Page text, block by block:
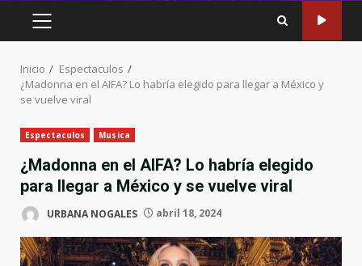
MENÚ
PRINCIPAL
Inicio
Espectaculos
¿Madonna en el AIFA? Lo habría elegido para llegar a México y
se vuelve viral
Espectaculos Musica
¿Madonna en el AIFA? Lo habría elegido
para llegar a México y se vuelve viral
URBANA NOGALES abril 18, 2024